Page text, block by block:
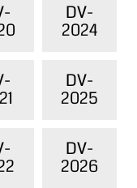
DV-
2024
DV-
2025
DV-
2026